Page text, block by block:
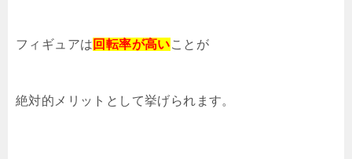
フィギュアは 回転率が高いことが
絶対的メリットとして挙げられます。